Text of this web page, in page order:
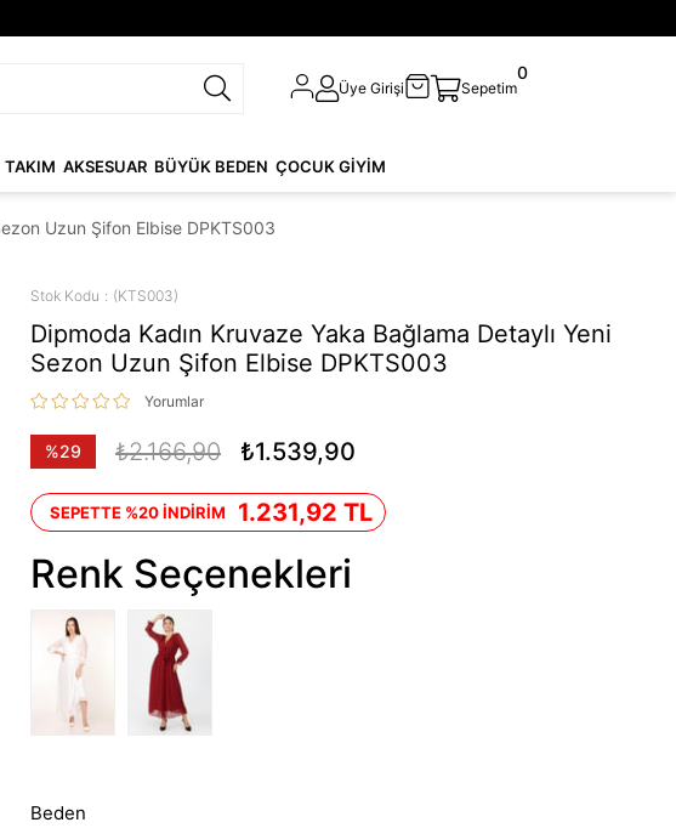
Üye Girişi Sepetim
0
TAKIM AKSESUAR BÜYÜK BEDEN ÇOCUK GİYİM
Uzun Şifon Elbise DPKTS003
Stok Kodu (KTS003)
Dipmoda Kadın Kruvaze Yaka Bağlama Detaylı Yeni
Sezon Uzun Şifon Elbise DPKTS003
Yorumlar
%29
₺2.166,90 ₺1.539,90
SEPETTE %20 İNDİRİM 1.231,92 TL
Renk Seçenekleri
Beden